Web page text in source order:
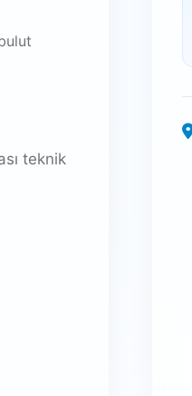
teknik